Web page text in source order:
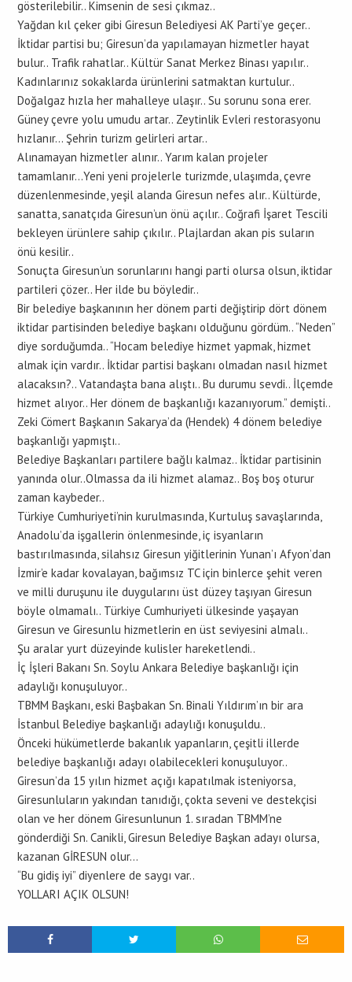
gösterilebilir.. Kimsenin de sesi çıkmaz..
Yağdan kıl çeker gibi Giresun Belediyesi AK Parti’ye geçer..
İktidar partisi bu; Giresun’da yapılamayan hizmetler hayat
bulur.. Trafik rahatlar.. Kültür Sanat Merkez Binası yapılır..
Kadınlarınız sokaklarda ürünlerini satmaktan kurtulur..
Doğalgaz hızla her mahalleye ulaşır.. Su sorunu sona erer.
Güney çevre yolu umudu artar.. Zeytinlik Evleri restorasyonu
hızlanır… Şehrin turizm gelirleri artar..
Alınamayan hizmetler alınır.. Yarım kalan projeler
tamamlanır…Yeni yeni projelerle turizmde, ulaşımda, çevre
düzenlenmesinde, yeşil alanda Giresun nefes alır.. Kültürde,
sanatta, sanatçıda Giresun’un önü açılır.. Coğrafi İşaret Tescili
bekleyen ürünlere sahip çıkılır.. Plajlardan akan pis suların
önü kesilir..
Sonuçta Giresun’un sorunlarını hangi parti olursa olsun, iktidar
partileri çözer.. Her ilde bu böyledir..
Bir belediye başkanının her dönem parti değiştirip dört dönem
iktidar partisinden belediye başkanı olduğunu gördüm.. “Neden”
diye sorduğumda.. “Hocam belediye hizmet yapmak, hizmet
almak için vardır.. İktidar partisi başkanı olmadan nasıl hizmet
alacaksın?.. Vatandaşta bana alıştı.. Bu durumu sevdi.. İlçemde
hizmet alıyor.. Her dönem de başkanlığı kazanıyorum.” demişti..
Zeki Cömert Başkanın Sakarya’da (Hendek) 4 dönem belediye
başkanlığı yapmıştı..
Belediye Başkanları partilere bağlı kalmaz.. İktidar partisinin
yanında olur..Olmassa da ili hizmet alamaz.. Boş boş oturur
zaman kaybeder..
Türkiye Cumhuriyeti’nin kurulmasında, Kurtuluş savaşlarında,
Anadolu’da işgallerin önlenmesinde, iç isyanların
bastırılmasında, silahsız Giresun yiğitlerinin Yunan’ı Afyon’dan
İzmir’e kadar kovalayan, bağımsız TC için binlerce şehit veren
ve milli duruşunu ile duygularını üst düzey taşıyan Giresun
böyle olmamalı.. Türkiye Cumhuriyeti ülkesinde yaşayan
Giresun ve Giresunlu hizmetlerin en üst seviyesini almalı..
Şu aralar yurt düzeyinde kulisler hareketlendi..
İç İşleri Bakanı Sn. Soylu Ankara Belediye başkanlığı için
adaylığı konuşuluyor..
TBMM Başkanı, eski Başbakan Sn. Binali Yıldırım’ın bir ara
İstanbul Belediye başkanlığı adaylığı konuşuldu..
Önceki hükümetlerde bakanlık yapanların, çeşitli illerde
belediye başkanlığı adayı olabilecekleri konuşuluyor..
Giresun’da 15 yılın hizmet açığı kapatılmak isteniyorsa,
Giresunluların yakından tanıdığı, çokta seveni ve destekçisi
olan ve her dönem Giresunlunun 1. sıradan TBMM’ne
gönderdiği Sn. Canikli, Giresun Belediye Başkan adayı olursa,
kazanan GİRESUN olur…
“Bu gidiş iyi” diyenlere de saygı var..
YOLLARI AÇIK OLSUN!